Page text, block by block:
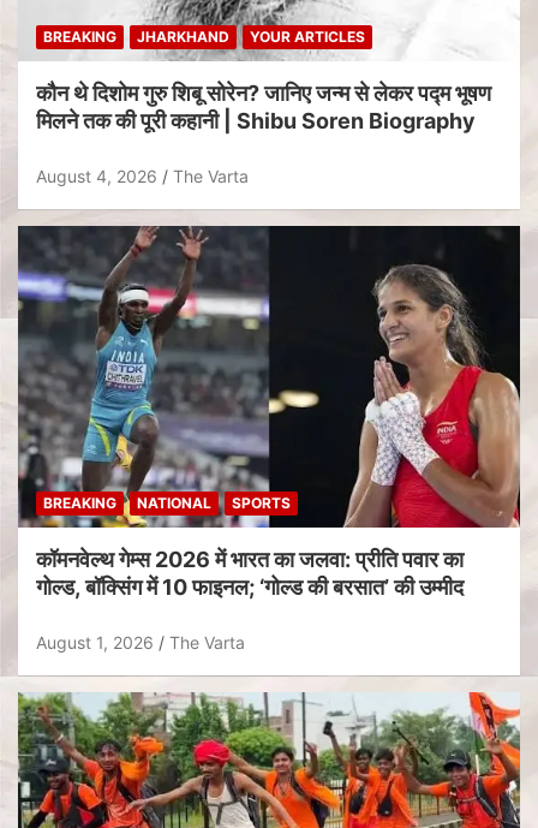
BREAKING JHARKHAND YOUR ARTICLES
कौन थे दिशोम गुरु शिबू सोरेन? जानिए जन्म से लेकर पद्म भूषण
मिलने तक की पूरी कहानी | Shibu Soren Biography
August 4, 2026 The Varta
BREAKING NATIONAL SPORTS
कॉमनवेल्थ गेम्स 2026 में भारत का जलवा: प्रीति पवार का
गोल्ड, बॉक्सिंग में 10 फाइनल; ‘गोल्ड की बरसात’ की उम्मीद
August 1, 2026 The Varta